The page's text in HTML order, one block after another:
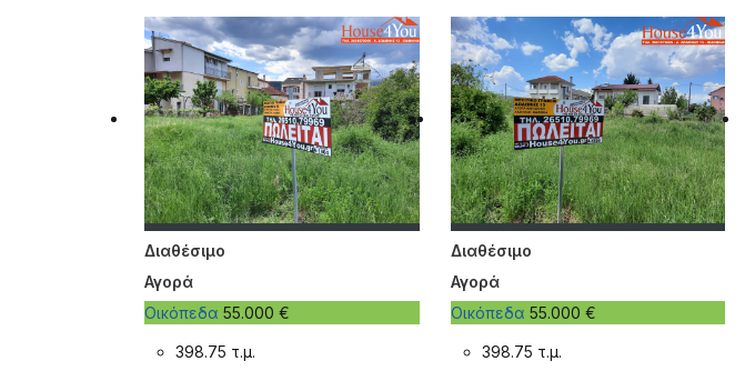
Διαθέσιμο
Αγορά
Οικόπεδα 55.000 €
398.75 τ.μ.
Διαθέσιμο
Αγορά
Οικόπεδα 55.000 €
398.75 τ.μ.